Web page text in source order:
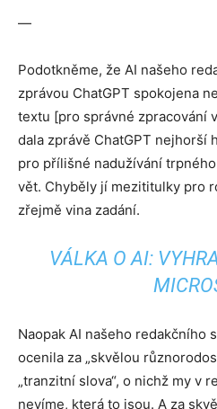
—
Podotkněme, že AI našeho
zprávou ChatGPT spokojena
textu [pro správné zpracování
dala zprávě ChatGPT nejhorší
pro přílišné nadužívání
vět. Chyběly jí mezititulky pro
zřejmě vina zadání.
VÁLKA O AI:
Naopak AI našeho redakčního
ocenila za „skvělou
„tranzitní slova“, o nichž my v
nevíme, která to jsou. A za